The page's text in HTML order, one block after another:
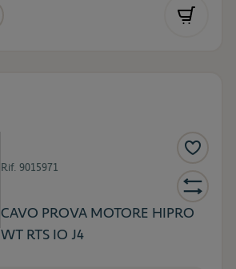
Rif. 9015971
CAVO PROVA MOTORE HIPRO
WT RTS IO J4